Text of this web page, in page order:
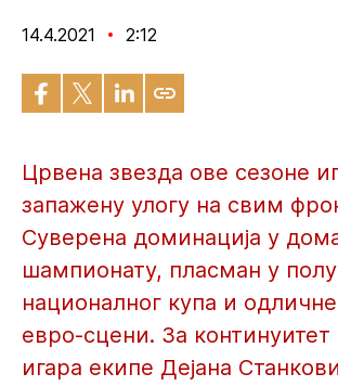
14.4.2021 2:12
Црвена звезда ове сезоне
запажену улогу на свим
Суверена доминација у
шампионату, пласман у
националног купа и одличне
евро-сцени. За
игара екипе Дејана